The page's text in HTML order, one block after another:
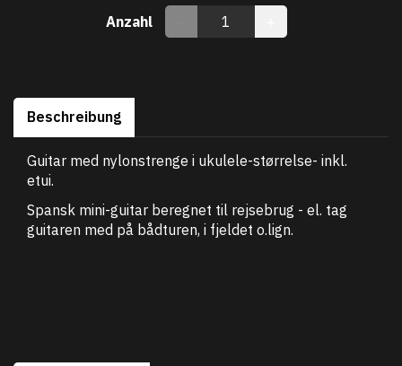
Anzahl
Beschreibung
Guitar med nylonstrenge i ukulele-størrelse- inkl.
etui.
Spansk mini-guitar beregnet til rejsebrug - el. tag
guitaren med på bådturen, i fjeldet o.lign.